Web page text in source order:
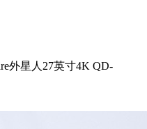
外星人27英寸4K QD-